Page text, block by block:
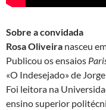
Sobre a convidada
Rosa Oliveira nasceu
Publicou os ensaios
«O Indesejado» de
Foi leitora na
ensino superior